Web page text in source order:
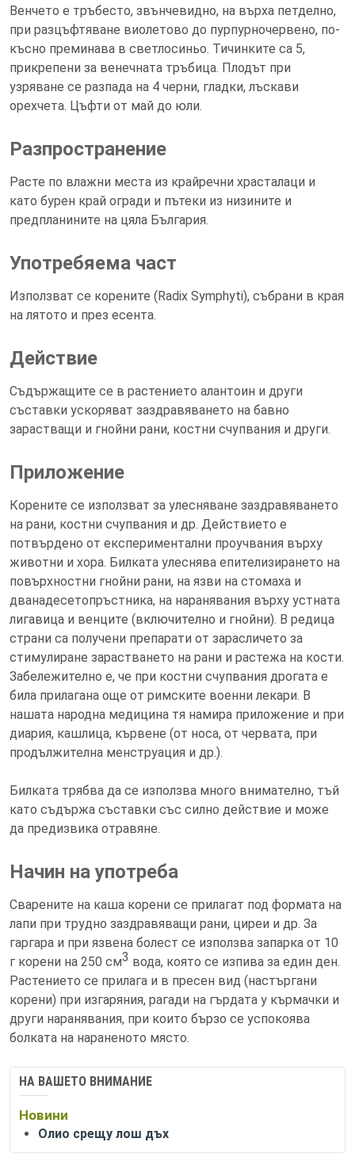
Венчето е тръбесто, звънчевидно, на върха петделно,
при разцъфтяване виолетово до пурпурночервено, по-
късно преминава в светлосиньо. Тичинките са 5,
прикрепени за венечната тръбица. Плодът при
узряване се разпада на 4 черни, гладки, лъскави
орехчета. Цъфти от май до юли.
Разпространение
Расте по влажни места из крайречни храсталаци и
като бурен край огради и пътеки из низините и
предпланините на цяла България.
Употребяема част
Използват се корените (Radix Symphyti), събрани в края
на лятото и през есента.
Действие
Съдържащите се в растението алантоин и други
съставки ускоряват заздравяването на бавно
зарастващи и гнойни рани, костни счупвания и други.
Приложение
Корените се използват за улесняване заздравяването
на рани, костни счупвания и др. Действието е
потвърдено от експериментални проучвания върху
животни и хора. Билката улеснява епителизирането на
повърхностни гнойни рани, на язви на стомаха и
дванадесетопръстника, на наранявания върху устната
лигавица и венците (включително и гнойни). В редица
страни са получени препарати от зарасличето за
стимулиране зарастването на рани и растежа на кости.
Забележително е, че при костни счупвания дрогата е
била прилагана още от римските военни лекари. В
нашата народна медицина тя намира приложение и при
диария, кашлица, кървене (от носа, от червата, при
продължителна менструация и др.).
Билката трябва да се използва много внимателно, тъй
като съдържа съставки със силно действие и може
да предизвика отравяне.
Начин на употреба
Сварените на каша корени се прилагат под формата на
лапи при трудно заздравяващи рани, циреи и др. За
гаргара и при язвена болест се използва запарка от 10
г корени на 250 см3 вода, която се изпива за един ден.
Растението се прилага и в пресен вид (настъргани
корени) при изгаряния, рагади на гърдата у кърмачки и
други наранявания, при които бързо се успокоява
болката на нараненото място.
НА ВАШЕТО ВНИМАНИЕ
Новини
Олио срещу лош дъх